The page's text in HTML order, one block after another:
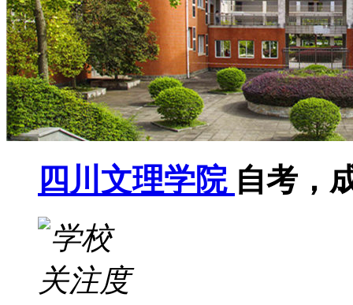
四川文理学院 自考，